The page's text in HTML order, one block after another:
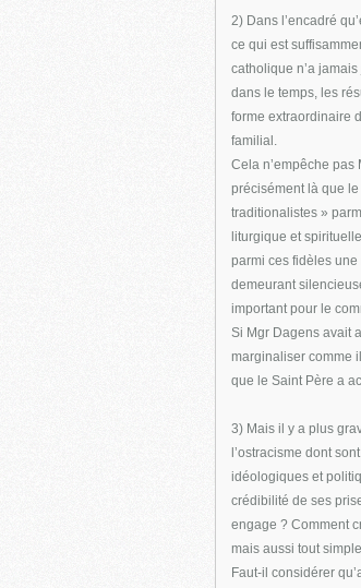
2) Dans l’encadré
ce qui est
catholique n’a
dans le temps, les
forme extraordinaire
familial.
Cela n’empêche pas
précisément là que le
traditionalistes »
liturgique et
parmi ces fidèles
demeurant
important pour le
Si Mgr Dagens avait
marginaliser comme
que le Saint Père a
3) Mais il y a plus
l’ostracisme dont
idéologiques et
crédibilité de ses
engage ? Comment
mais aussi tout
Faut-il considérer